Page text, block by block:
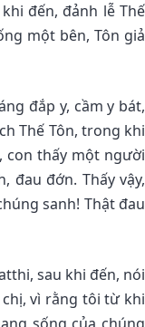
đến, đảnh lễ Thế
một bên, Tôn giả
đắp y, cầm y bát,
Thế Tôn, trong khi
con thấy một người
đau đớn. Thấy vậy,
sanh! Thật đau
sau khi đến, nói
vì rằng tôi từ khi